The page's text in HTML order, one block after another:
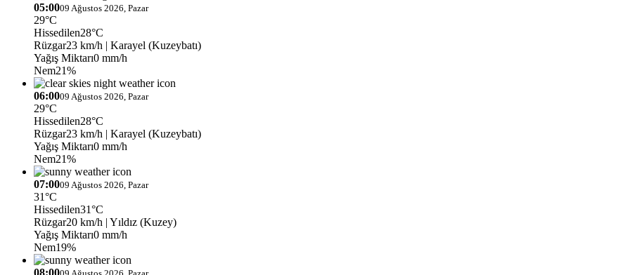
05:0009 Ağustos 2026, Pazar
29°C
Hissedilen28°C
Rüzgar23 km/h | Karayel (Kuzeybatı)
Yağış Miktarı0 mm/h
Nem21%
06:0009 Ağustos 2026, Pazar
29°C
Hissedilen28°C
Rüzgar23 km/h | Karayel (Kuzeybatı)
Yağış Miktarı0 mm/h
Nem21%
07:0009 Ağustos 2026, Pazar
31°C
Hissedilen31°C
Rüzgar20 km/h | Yıldız (Kuzey)
Yağış Miktarı0 mm/h
Nem19%
08:00